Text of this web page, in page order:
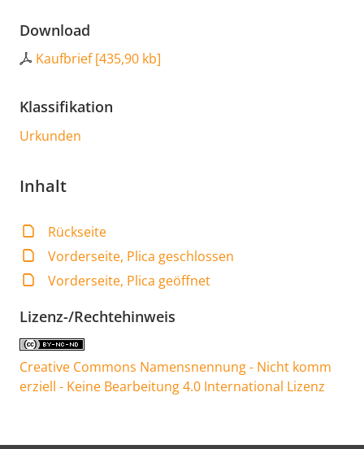
Download
Kaufbrief[435,90 kb]
Klassifikation
Urkunden
Inhalt
Rückseite
Vorderseite, Plica geschlossen
Vorderseite, Plica geöffnet
Lizenz-/Rechtehinweis
Creative Commons Namensnennung - Nicht komm
erziell - Keine Bearbeitung 4.0 International Lizenz